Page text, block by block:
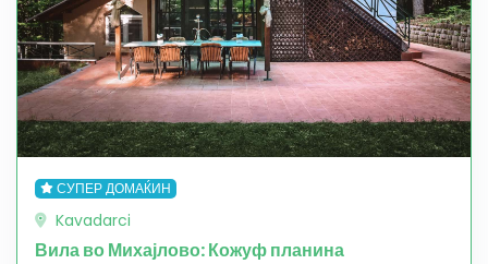
СУПЕР ДОМАЌИН
Kavadarci
Вила во Михајлово: Кожуф планина